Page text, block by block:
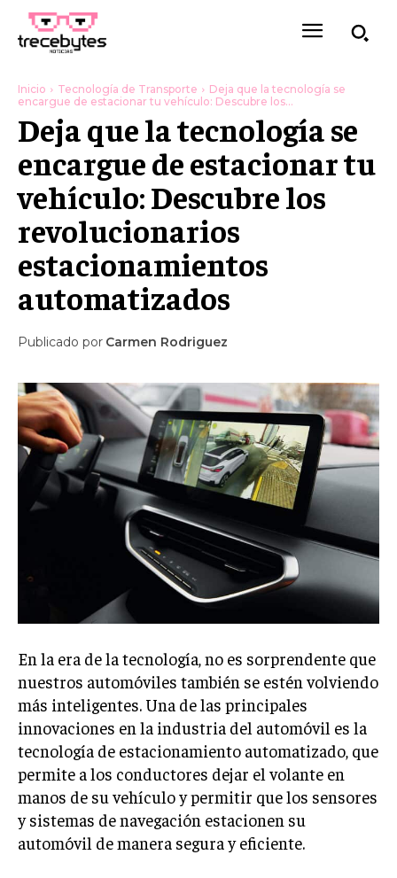
Inicio Tecnología de Transporte
Deja que la tecnología se
encargue de estacionar tu vehículo: Descubre los...
Deja que la tecnología se
encargue de estacionar tu
vehículo: Descubre los
revolucionarios
estacionamientos
automatizados
Publicado por Carmen Rodriguez
En la era de la tecnología, no es sorprendente que
nuestros automóviles también se estén volviendo
más inteligentes. Una de las principales
innovaciones en la industria del automóvil es la
tecnología de estacionamiento automatizado, que
permite a los conductores dejar el volante en
manos de su vehículo y permitir que los sensores
y sistemas de navegación estacionen su
automóvil de manera segura y eficiente.